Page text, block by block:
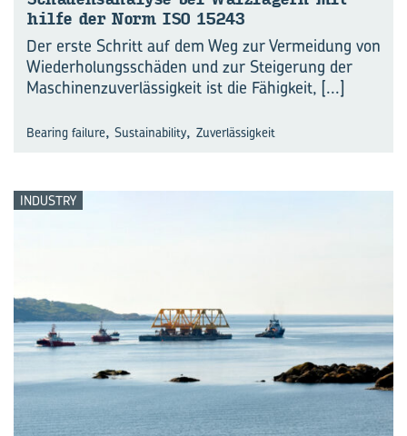
hil­fe der Norm ISO 15243
Der erste Schritt auf dem Weg zur Vermeidung von
Wiederholungsschäden und zur Steigerung der
Maschinenzuverlässigkeit ist die Fähigkeit, [...]
Bearing failure, Sustainability, Zuverlässigkeit
INDUSTRY